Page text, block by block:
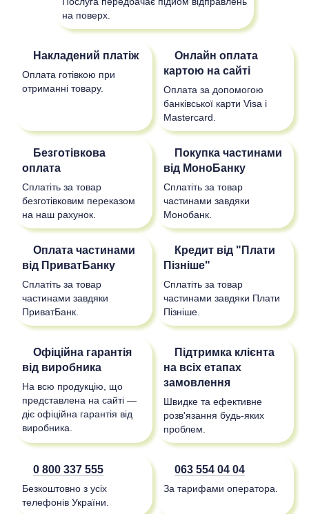
на поверх.
Накладений платіж
Оплата готівкою при
отриманні товару.
Онлайн оплата
картою на сайті
Оплата за допомогою
банківської карти Visa і
Mastercard.
Безготівкова
оплата
Сплатіть за товар
безготівковим переказом
на наш рахунок.
Покупка частинами
від МоноБанку
Сплатіть за товар
частинами завдяки
Монобанк.
Оплата частинами
від ПриватБанку
Сплатіть за товар
частинами завдяки
ПриватБанк.
Кредит від "Плати
Пізніше"
Сплатіть за товар
частинами завдяки Плати
Пізніше.
Офіційна гарантія
від виробника
На всю продукцію, що
представлена на сайті —
діє офіційна гарантія від
виробника.
Підтримка клієнта
на всіх етапах
замовлення
Швидке та ефективне
розв'язання будь-яких
проблем.
0 800 337 555
Безкоштовно з усіх
телефонів України.
063 554 04 04
За тарифами оператора.